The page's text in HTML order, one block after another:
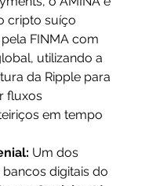
cripto suíço
FINMA com
utilizando a
da Ripple para
fluxos
em tempo
Um dos
bancos digitais do